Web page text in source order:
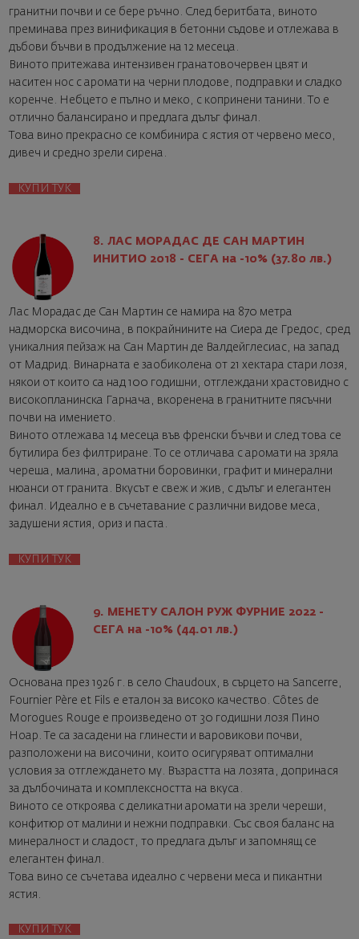
гранитни почви и се бере ръчно. След беритбата, виното
преминава през винификация в бетонни съдове и отлежава в
дъбови бъчви в продължение на 12 месеца.
Виното притежава интензивен гранатовочервен цвят и
наситен нос с аромати на черни плодове, подправки и сладко
коренче. Небцето е пълно и меко, с копринени танини. То е
отлично балансирано и предлага дълъг финал.
Това вино прекрасно се комбинира с ястия от червено месо,
дивеч и средно зрели сирена.
КУПИ ТУК
8. ЛАС МОРАДАС ДЕ САН МАРТИН
ИНИТИО 2018 - СЕГА на -10% (37.80 лв.)
Лас Морадас де Сан Мартин се намира на 870 метра
надморска височина, в покрайнините на Сиера де Гредос, сред
уникалния пейзаж на Сан Мартин де Валдейглесиас, на запад
от Мадрид. Винарната е заобиколена от 21 хектара стари лозя,
някои от които са над 100 годишни, отглеждани храстовидно с
високопланинска Гарнача, вкоренена в гранитните пясъчни
почви на имението.
Виното отлежава 14 месеца във френски бъчви и след това се
бутилира без филтриране. То се отличава с аромати на зряла
череша, малина, ароматни боровинки, графит и минерални
нюанси от гранита. Вкусът е свеж и жив, с дълъг и елегантен
финал. Идеално е в съчетавание с различни видове меса,
задушени ястия, ориз и паста.
КУПИ ТУК
9. МЕНЕТУ САЛОН РУЖ ФУРНИЕ 2022 -
СЕГА на -10% (44.01 лв.)
Основана през 1926 г. в село Chaudoux, в сърцето на Sancerre,
Fournier Père et Fils е еталон за високо качество. Côtes de
Morogues Rouge е произведено от 30 годишни лозя Пино
Ноар. Те са засадени на глинести и варовикови почви,
разположени на височини, които осигуряват оптимални
условия за отглеждането му. Възрастта на лозята, допринася
за дълбочината и комплексността на вкуса.
Виното се откроява с деликатни аромати на зрели череши,
конфитюр от малини и нежни подправки. Със своя баланс на
минералност и сладост, то предлага дълъг и запомнящ се
елегантен финал.
Това вино се съчетава идеално с червени меса и пикантни
ястия.
КУПИ ТУК